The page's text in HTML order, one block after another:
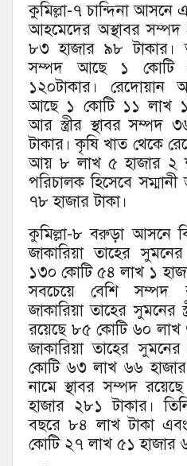
কুমিল্লা-৭ চান্দিনা আসনে
আহমেদের অস্থাবর
৮৩ হাজার ৯৮ টাকার।
সম্পদ আছে ১ কোটি
১২০টাকার। রেদোয়ান
আছে ১ কোটি ১১ লাখ
আর স্ত্রীর স্থাবর সম্পদ
টাকার। কৃষি খাত থেকে
আয় ৮ লাখ ৫ হাজার ২
পরিচালক হিসেবে
৭৮ হাজার টাকা।
কুমিল্লা-৮ বরুড়া আসনে
জাকারিয়া তাহের
১৩০ কোটি ৫৪ লাখ ১
সবচেয়ে বেশি সম্পদ
জাকারিয়া তাহের সুমনের
রয়েছে ৮৫ কোটি ৬০ লাখ
জাকারিয়া তাহের
কোটি ৬৩ লাখ ৬৬ হাজার
নামে স্থাবর সম্পদ
হাজার ২৮১ টাকার।
বছরে ৮৪ লাখ টাকা
কোটি ২৭ লাখ ৫১ হাজার